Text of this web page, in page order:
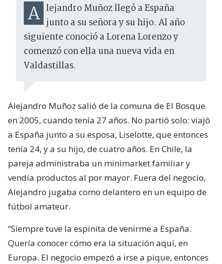
Alejandro Muñoz llegó a España junto a su señora y su hijo. Al año
siguiente conoció a Lorena Lorenzo y
comenzó con ella una nueva vida en
Valdastillas.
Alejandro Muñoz salió de la comuna de El Bosque
en 2005, cuando tenía 27 años. No partió solo: viajó
a España junto a su esposa, Liselotte, que entonces
tenía 24, y a su hijo, de cuatro años. En Chile, la
pareja administraba un minimarket familiar y
vendía productos al por mayor. Fuera del negocio,
Alejandro jugaba como delantero en un equipo de
fútbol amateur.
“Siempre tuve la espinita de venirme a España.
Quería conocer cómo era la situación aquí, en
Europa. El negocio empezó a irse a pique, entonces